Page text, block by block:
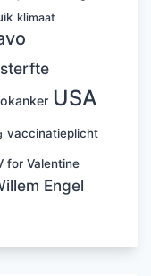
klimaat
USA
vaccinatieplicht
for Valentine
Engel